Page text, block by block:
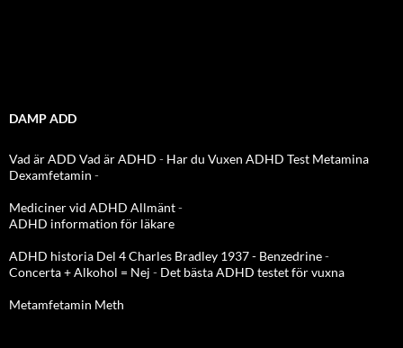
DAMP ADD
Vad är ADD Vad är ADHD - Har du Vuxen ADHD Test Metamina
Dexamfetamin -
Mediciner vid ADHD Allmänt-
ADHD information för läkare
ADHD historia Del 4 Charles Bradley 1937 - Benzedrine-
Concerta + Alkohol = Nej - Det bästa ADHD testet för vuxna
Metamfetamin Meth